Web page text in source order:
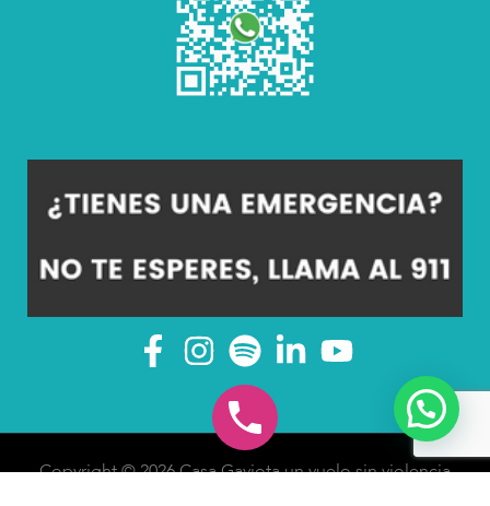
Copyright © 2026 Casa Gaviota un vuelo sin violencia